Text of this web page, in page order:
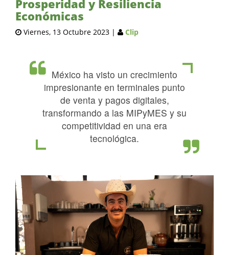
Prosperidad y Resiliencia
Económicas
Viernes, 13 Octubre 2023 | Clip
México ha visto un crecimiento
impresionante en terminales punto
de venta y pagos digitales,
transformando a las MIPyMES y su
competitividad en una era
tecnológica.